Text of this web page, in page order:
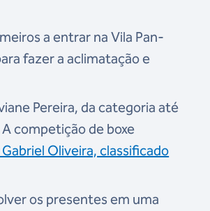
a entrar na Vila Pan-
fazer a aclimatação e
Pereira, da categoria até
competição de boxe
Oliveira, classificado
os presentes em uma